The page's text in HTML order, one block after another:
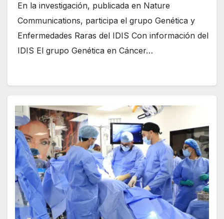
En la investigación, publicada en Nature
Communications, participa el grupo Genética y
Enfermedades Raras del IDIS Con información del
IDIS El grupo Genética en Cáncer…